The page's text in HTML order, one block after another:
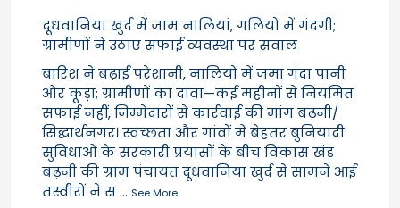
दूधवानिया खुर्द में जाम नालियां, गलियों में गंदगी;
ग्रामीणों ने उठाए सफाई व्यवस्था पर सवाल
बारिश ने बढ़ाई परेशानी, नालियों में जमा गंदा पानी
और कूड़ा; ग्रामीणों का दावा—कई महीनों से नियमित
सफाई नहीं, जिम्मेदारों से कार्रवाई की मांग बढ़नी/
सिद्धार्थनगर। स्वच्छता और गांवों में बेहतर बुनियादी
सुविधाओं के सरकारी प्रयासों के बीच विकास खंड
बढ़नी की ग्राम पंचायत दूधवानिया खुर्द से सामने आई
तस्वीरों ने स... See More